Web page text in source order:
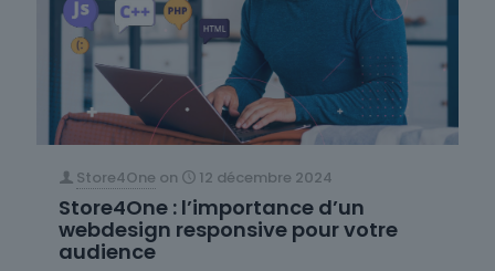
Store4One on 12 décembre 2024
Store4One : l’importance d’un
webdesign responsive pour votre
audience